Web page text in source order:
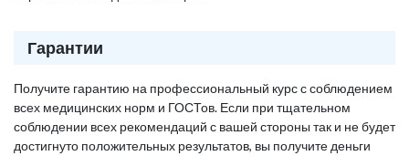
Гарантии
Получите гарантию на профессиональный курс с соблюдением
всех медицинских норм и ГОСТов. Если при тщательном
соблюдении всех рекомендаций с вашей стороны так и не будет
достигнуто положительных результатов, вы получите деньги